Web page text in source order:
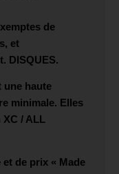
de
et
DISQUES.
une haute
minimale. Elles
XC / ALL
et de prix « Made